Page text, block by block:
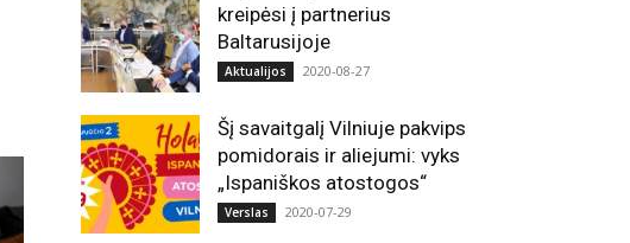
kreipėsi į partnerius
Baltarusijoje
Aktualijos 2020-08-27
Šį savaitgalį Vilniuje pakvips
pomidorais ir aliejumi: vyks
„Ispaniškos atostogos“
Verslas 2020-07-29